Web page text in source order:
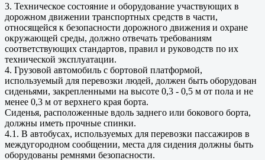
3. Техническое состояние и оборудование участвующих в
дорожном движении транспортных средств в части,
относящейся к безопасности дорожного движения и охране
окружающей среды, должно отвечать требованиям
соответствующих стандартов, правил и руководств по их
технической эксплуатации.
4. Грузовой автомобиль с бортовой платформой,
используемый для перевозки людей, должен быть оборудован
сиденьями, закрепленными на высоте 0,3 - 0,5 м от пола и не
менее 0,3 м от верхнего края борта.
Сиденья, расположенные вдоль заднего или бокового борта,
должны иметь прочные спинки.
4.1. В автобусах, используемых для перевозки пассажиров в
междугородном сообщении, места для сидения должны быть
оборудованы ремнями безопасности.